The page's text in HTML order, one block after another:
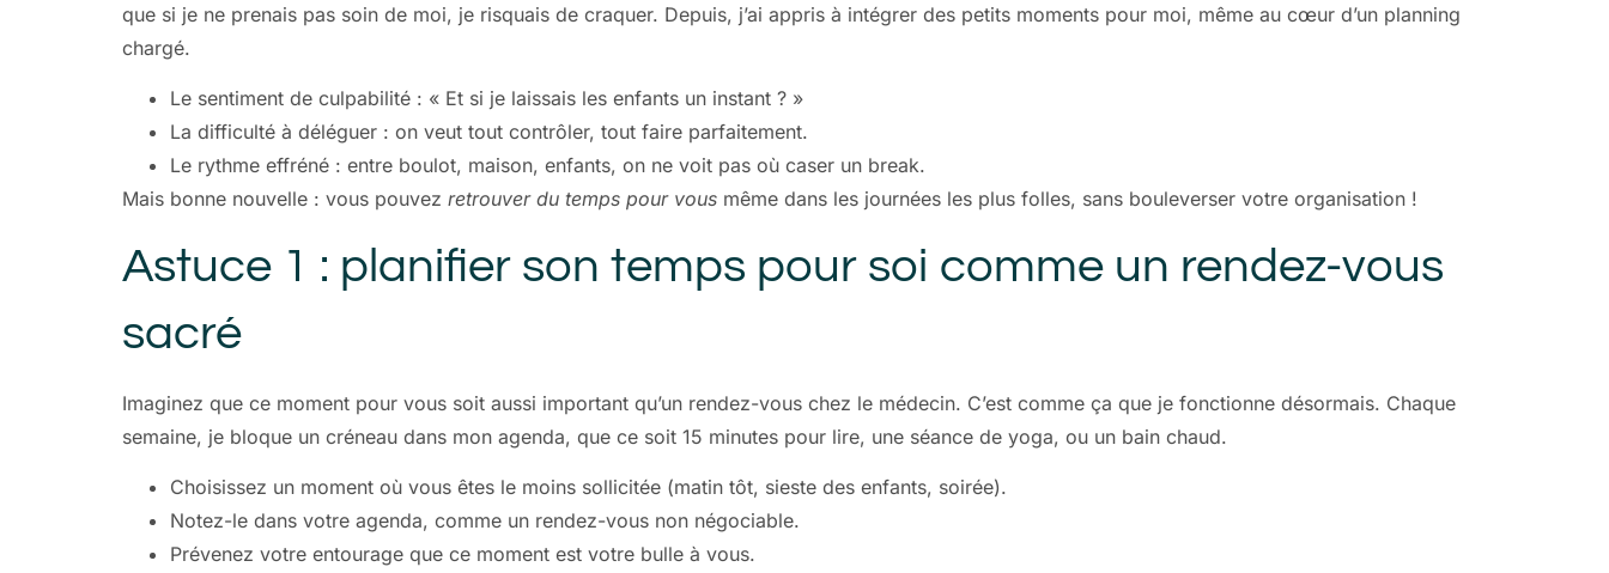
que si je ne prenais pas soin de moi, je risquais de craquer. Depuis, j’ai appris à intégrer des petits moments pour moi, même au cœur d’un planning
chargé.
Le sentiment de culpabilité : « Et si je laissais les enfants un instant ? »
La difficulté à déléguer : on veut tout contrôler, tout faire parfaitement.
Le rythme effréné : entre boulot, maison, enfants, on ne voit pas où caser un break.
Mais bonne nouvelle : vous pouvez retrouver du temps pour vous même dans les journées les plus folles, sans bouleverser votre organisation !
Astuce 1 : planifier son temps pour soi comme un rendez-vous
sacré
Imaginez que ce moment pour vous soit aussi important qu’un rendez-vous chez le médecin. C’est comme ça que je fonctionne désormais. Chaque
semaine, je bloque un créneau dans mon agenda, que ce soit 15 minutes pour lire, une séance de yoga, ou un bain chaud.
Choisissez un moment où vous êtes le moins sollicitée (matin tôt, sieste des enfants, soirée).
Notez-le dans votre agenda, comme un rendez-vous non négociable.
Prévenez votre entourage que ce moment est votre bulle à vous.